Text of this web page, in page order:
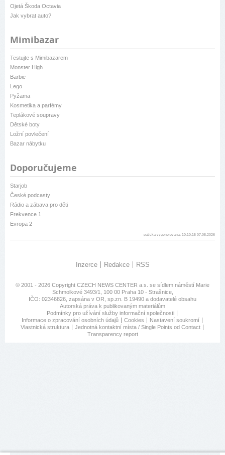
Ojetá Škoda Octavia
Jak vybrat auto?
Mimibazar
Testujte s Mimibazarem
Monster High
Barbie
Lego
Pyžama
Kosmetika a parfémy
Teplákové soupravy
Dětské boty
Ložní povlečení
Bazar nábytku
Doporučujeme
Starjob
České podcasty
Rádio a zábava pro děti
Frekvence 1
Evropa 2
patička vygenerovaná: 10:10:15 07.08.2026
Inzerce Redakce RSS
© 2001 - 2026 Copyright CZECH NEWS CENTER a.s. se sídlem náměstí Marie
Schmolkové 3493/1, 100 00 Praha 10 - Strašnice,
IČO: 02346826, zapsána v OR, sp.zn. B 19490 a dodavatelé obsahu
Autorská práva k publikovaným materiálům
Podmínky pro užívání služby informační společnosti
Informace o zpracování osobních údajů
Cookies
Nastavení soukromí
Vlastnická struktura
Jednotná kontaktní místa / Single Points od Contact
Transparency report